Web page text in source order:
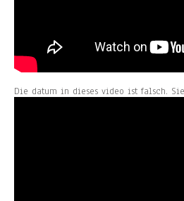
Die datum in dieses video ist falsch.